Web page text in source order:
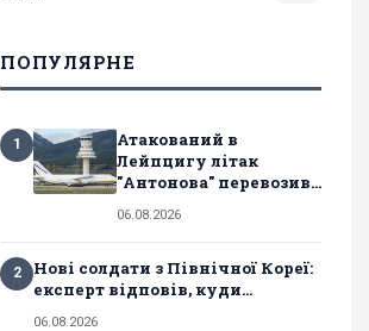
ПОПУЛЯРНЕ
1
Атакований в
Лейпцигу літак
"Антонова" перевозив...
06.08.2026
2
Нові солдати з Північної Кореї:
експерт відповів, куди...
06.08.2026